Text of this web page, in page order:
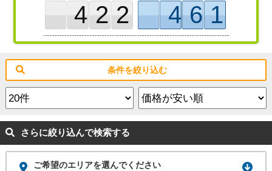
422 461
条件を絞り込む
さらに絞り込んで検索する
ご希望のエリアを選んでください